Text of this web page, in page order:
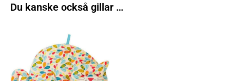
Du kanske också gillar …